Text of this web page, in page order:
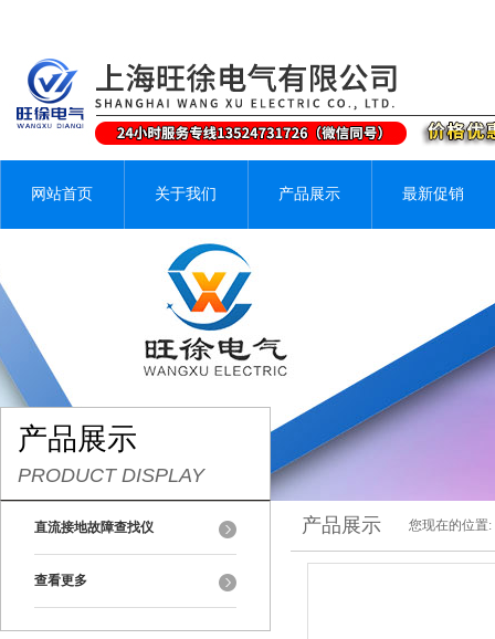
网站首页 关于我们 产品展示 最新促销
产品展示
PRODUCT DISPLAY
直流接地故障查找仪
查看更多
产品展示 您现在的位置: